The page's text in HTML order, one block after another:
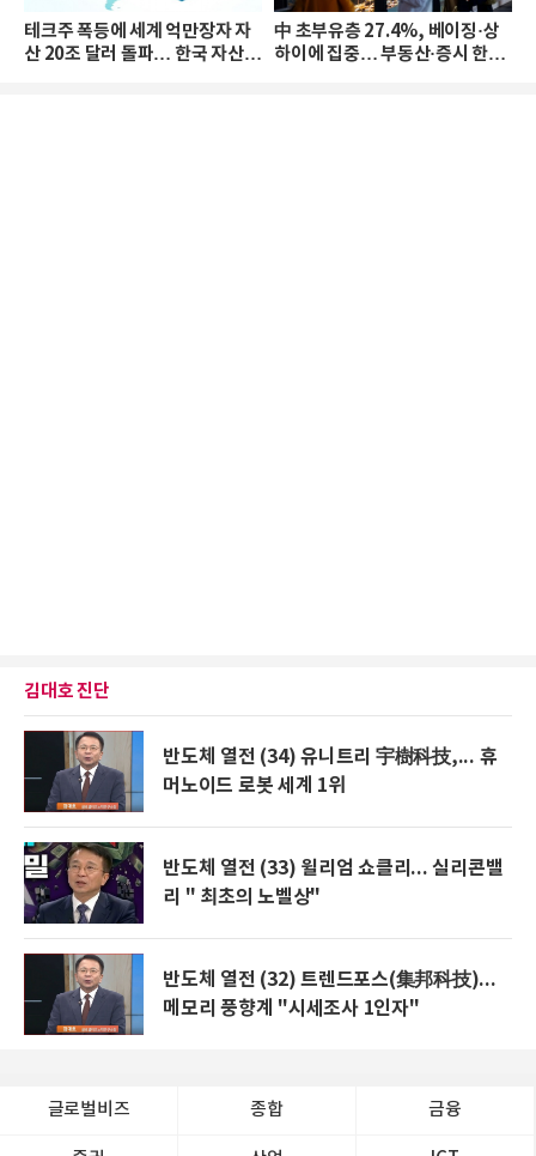
테크주 폭등에 세계 억만장자 자
산 20조 달러 돌파… 한국 자산
中 초부유층 27.4%, 베이징·상
하이에 집중… 부동산·증시 한파
김대호 진단
반도체 열전 (34) 유니트리 宇樹科技,... 휴
머노이드 로봇 세계 1위
반도체 열전 (33) 윌리엄 쇼클리... 실리콘밸
리 " 최초의 노벨상"
반도체 열전 (32) 트렌드포스(集邦科技)...
메모리 풍향계 "시세조사 1인자"
글로벌비즈 종합 금융